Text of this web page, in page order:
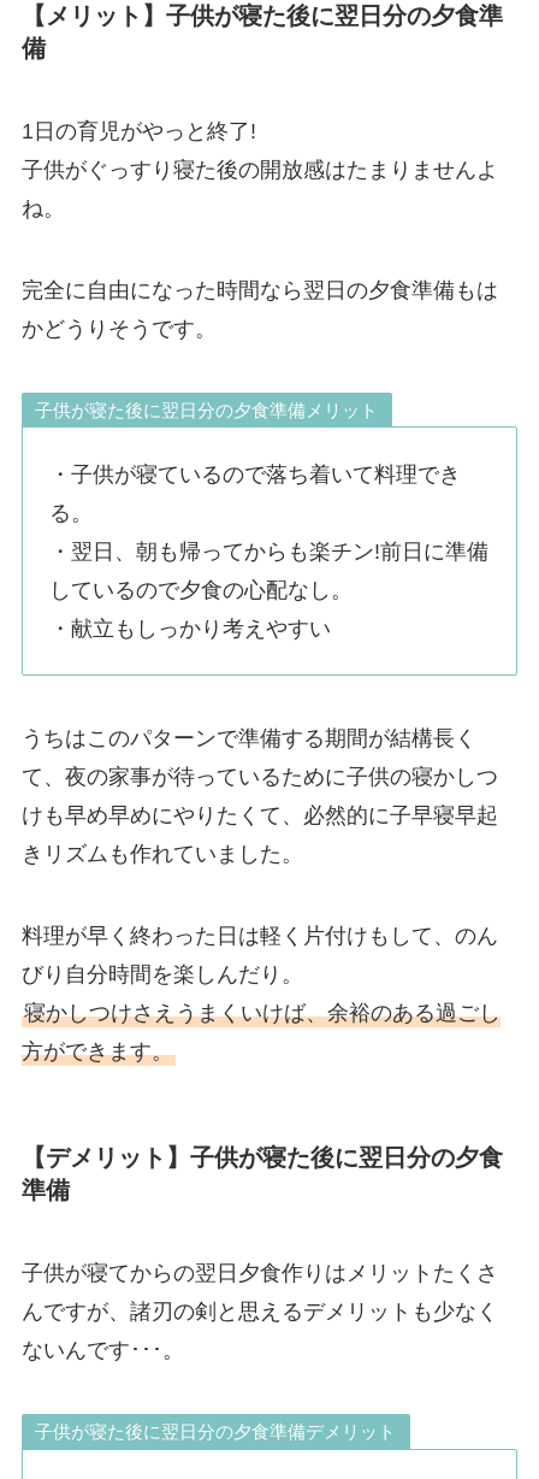
【メリット】子供が寝た後に翌日分の夕食準
備
1日の育児がやっと終了!
子供がぐっすり寝た後の開放感はたまりませんよ
ね。
完全に自由になった時間なら翌日の夕食準備もは
かどうりそうです。
子供が寝た後に翌日分の夕食準備メリット
・子供が寝ているので落ち着いて料理でき
る。
・翌日、朝も帰ってからも楽チン!前日に準備
しているので夕食の心配なし。
・献立もしっかり考えやすい
うちはこのパターンで準備する期間が結構長く
て、夜の家事が待っているために子供の寝かしつ
けも早め早めにやりたくて、必然的に子早寝早起
きリズムも作れていました。
料理が早く終わった日は軽く片付けもして、のん
びり自分時間を楽しんだり。
寝かしつけさえうまくいけば、余裕のある過ごし
方ができます。
【デメリット】子供が寝た後に翌日分の夕食
準備
子供が寝てからの翌日夕食作りはメリットたくさ
んですが、諸刃の剣と思えるデメリットも少なく
ないんです･･･。
子供が寝た後に翌日分の夕食準備デメリット